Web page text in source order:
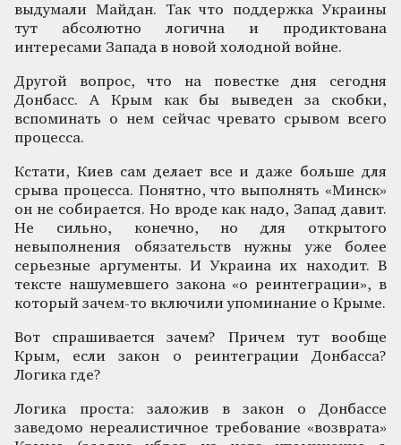
выдумали Майдан. Так что поддержка Украины
тут абсолютно логична и продиктована
интересами Запада в новой холодной войне.
Другой вопрос, что на повестке дня сегодня
Донбасс. А Крым как бы выведен за скобки,
вспоминать о нем сейчас чревато срывом всего
процесса.
Кстати, Киев сам делает все и даже больше для
срыва процесса. Понятно, что выполнять «Минск»
он не собирается. Но вроде как надо, Запад давит.
Не сильно, конечно, но для открытого
невыполнения обязательств нужны уже более
серьезные аргументы. И Украина их находит. В
тексте нашумевшего закона «о реинтеграции», в
который зачем-то включили упоминание о Крыме.
Вот спрашивается зачем? Причем тут вообще
Крым, если закон о реинтеграции Донбасса?
Логика где?
Логика проста: заложив в закон о Донбассе
заведомо нереалистичное требование «возврата»